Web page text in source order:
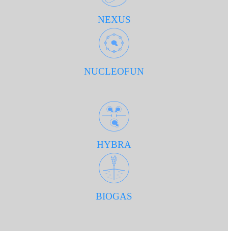
NEXUS
NUCLEOFUN
HYBRA
BIOGAS